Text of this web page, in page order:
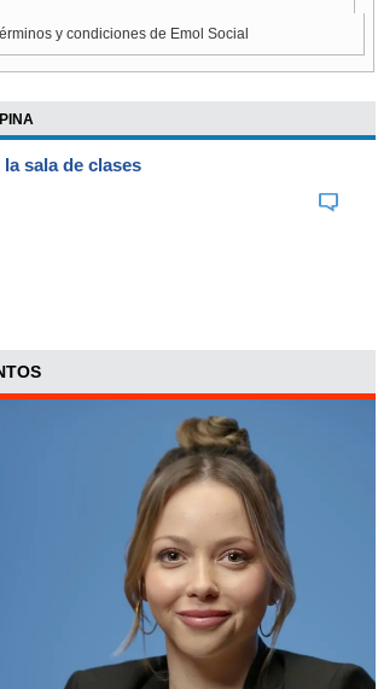
y condiciones de Emol Social
sala de clases